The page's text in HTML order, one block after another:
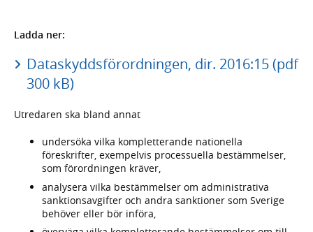
Ladda ner:
Dataskyddsförordningen, dir. 2016:15 (pdf
300 kB)
Utredaren ska bland annat
undersöka vilka kompletterande nationella
föreskrifter, exempelvis processuella bestämmelser,
som förordningen kräver,
analysera vilka bestämmelser om administrativa
sanktionsavgifter och andra sanktioner som Sverige
behöver eller bör införa,